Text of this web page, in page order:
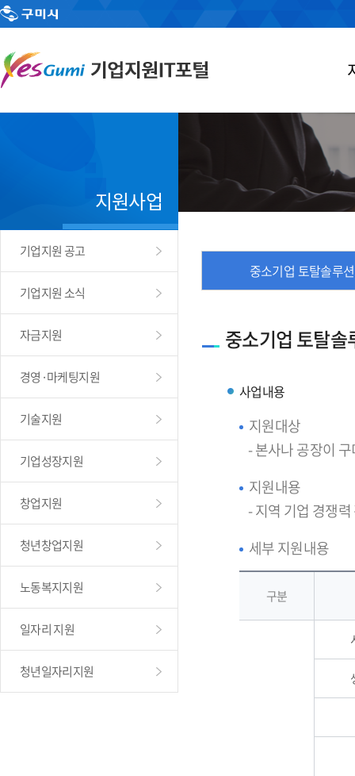
지원사업
기업지원 공고
기업지원 소식
자금지원
경영·마케팅지원
기술지원
기업성장지원
창업지원
청년창업지원
노동복지지원
일자리 지원
청년일자리지원
중소기업 토탈솔루
중소기업 토탈솔
사업내용
지원대상
- 본사나 공장이
지원내용
- 지역 기업 경쟁
세부 지원내용
구분